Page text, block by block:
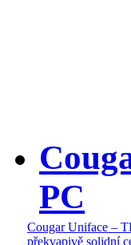
PC
Cougar Uniface –
překvapivě solidní